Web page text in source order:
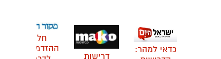
כדאי למהר:
דרישות
חלון
ההזדמנויות